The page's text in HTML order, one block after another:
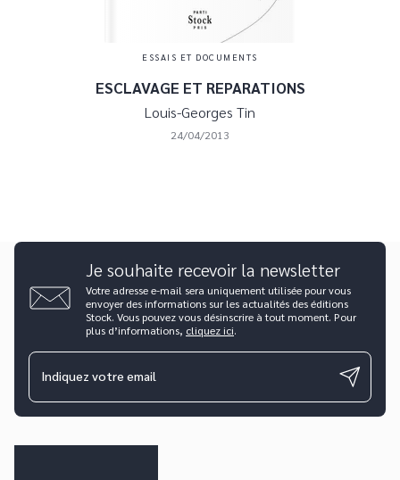
ESSAIS ET DOCUMENTS
ESCLAVAGE ET REPARATIONS
Louis-Georges Tin
24/04/2013
Je souhaite recevoir la newsletter
Votre adresse e-mail sera uniquement utilisée pour vous
envoyer des informations sur les actualités des éditions
Stock. Vous pouvez vous désinscrire à tout moment. Pour
plus d’informations, cliquez ici.
Indiquez votre email